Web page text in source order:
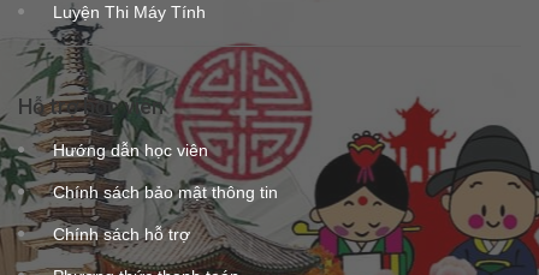
Luyện Thi Máy Tính
Hỗ trợ học viên
Hướng dẫn học viên
Chính sách bảo mật thông tin
Chính sách hỗ trợ